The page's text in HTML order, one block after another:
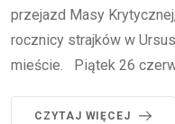
przejazd Masy
rocznicy strajków w
mieście. Piątek 26
CZYTAJ WIĘCEJ